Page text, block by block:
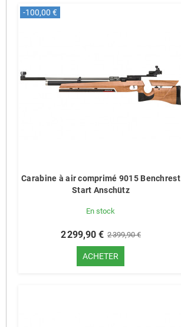
-100,00 €
Carabine à air comprimé 9015 Benchrest
Start Anschütz
En stock
2 299,90 € 2 399,90 €
ACHETER